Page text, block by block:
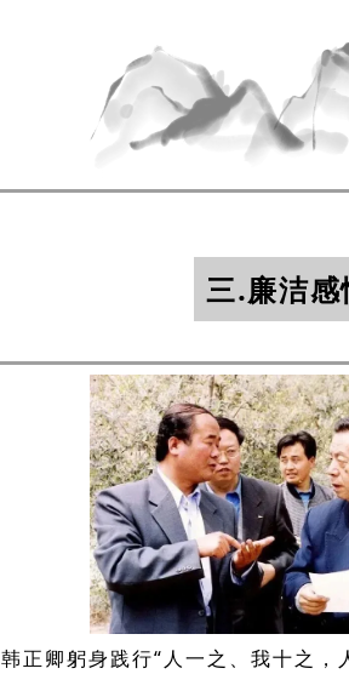
三.廉洁感
韩正卿躬身践行“人一之、我十之，